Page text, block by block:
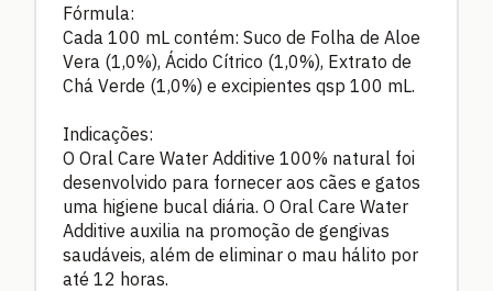
Fórmula:
Cada 100 mL contém: Suco de Folha de Aloe
Vera (1,0%), Ácido Cítrico (1,0%), Extrato de
Chá Verde (1,0%) e excipientes qsp 100 mL.
Indicações:
O Oral Care Water Additive 100% natural foi
desenvolvido para fornecer aos cães e gatos
uma higiene bucal diária. O Oral Care Water
Additive auxilia na promoção de gengivas
saudáveis, além de eliminar o mau hálito por
até 12 horas.